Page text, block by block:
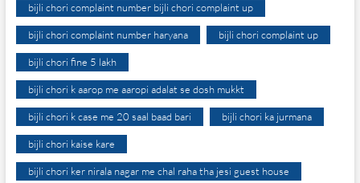
bijli chori complaint number bijli chori complaint up
bijli chori complaint number haryana bijli chori complaint up
bijli chori fine 5 lakh
bijli chori k aarop me aaropi adalat se dosh mukkt
bijli chori k case me 20 saal baad bari bijli chori ka jurmana
bijli chori kaise kare
bijli chori ker nirala nagar me chal raha tha jesi guest house